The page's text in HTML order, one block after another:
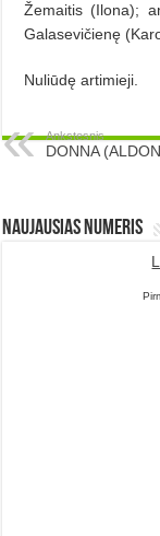
Žemaitis (Ilona);
Galasevičienę
Nuliūdę artimieji.
Ankstesnis
DONNA
Naujausias numeris